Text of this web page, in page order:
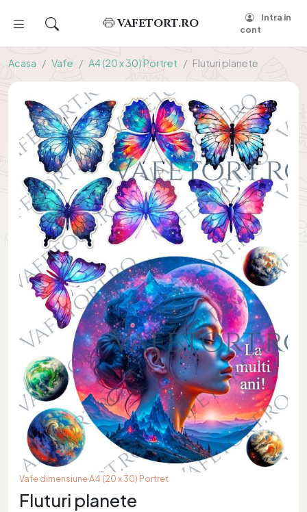
VAFETORT.RO
Intra in
cont
Acasa Vafe A4 (20 x 30) Portret Fluturi planete
Vafe dimensiune A4 (20 x 30) Portret
Fluturi planete